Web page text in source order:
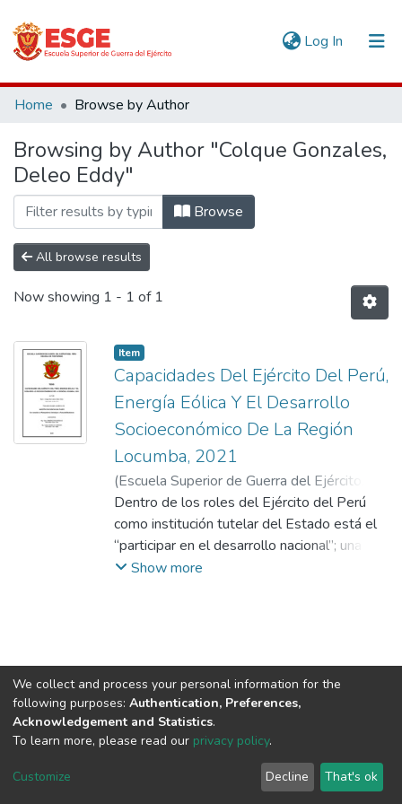
Log In (current)
Communities & Collections
All of DSpace
Home Browse by Author
Browsing by Author "Colque Gonzales,
Deleo Eddy"
Browse
All browse results
Now showing 1 - 1 of 1
Item
Capacidades Del Ejército Del Perú,
Energía Eólica Y El Desarrollo
Socioeconómico De La Región
Locumba, 2021
(Escuela Superior de Guerra del Ejército.
Escuela de Postgrado,0007-04-22)
Colque Gonzales, Deleo Eddy;Ramirez
Rodriguez, Glen;Camacho Soriano, Adrián
Dentro de los roles del Ejército del Perú
como institución tutelar del Estado está el
“participar en el desarrollo nacional”; una
oportunidad para tal fin es la generación de
militar para implementar un sistema de
energía eólica que permita mejorar el
desarrollo socioeconómico de la región
Locumba, 2021. El tipo de estudio en este
trabajo fue básico, enfoque cuantitativo y el
diseño de estudio fue no experimental,
Show more
DSpace software copyright © 2002-2026
Cookie
End User
Agreement
Send
Feedback
We collect and process your personal information for the
following purposes: Authentication, Preferences,
Acknowledgement and Statistics.
To learn more, please read our privacy policy.
Customize Decline That's ok